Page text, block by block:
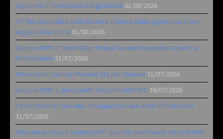
Signorelli 5^ la migliore tra gli italiani 01/08/2026
35ª Marathon Bike della Brianza: l’ultima sfida agonistica di una
leggendaria storia 01/08/2026
Europei MTB: il Team Relay firma il secondo argento azzurro a
Monteceneri 31/07/2026
Attenzione: Samara Maxwell sta per tornare 31/07/2026
Europei MTB: a Juri Zanotti l’argento nell’XCC 30/07/2026
Il 6 settembre l’esordio di Coppa Toscana della Gf Pinocchio
31/07/2026
Situazione circuiti Contest360° dopo la Gran Fondo Marradi MTB